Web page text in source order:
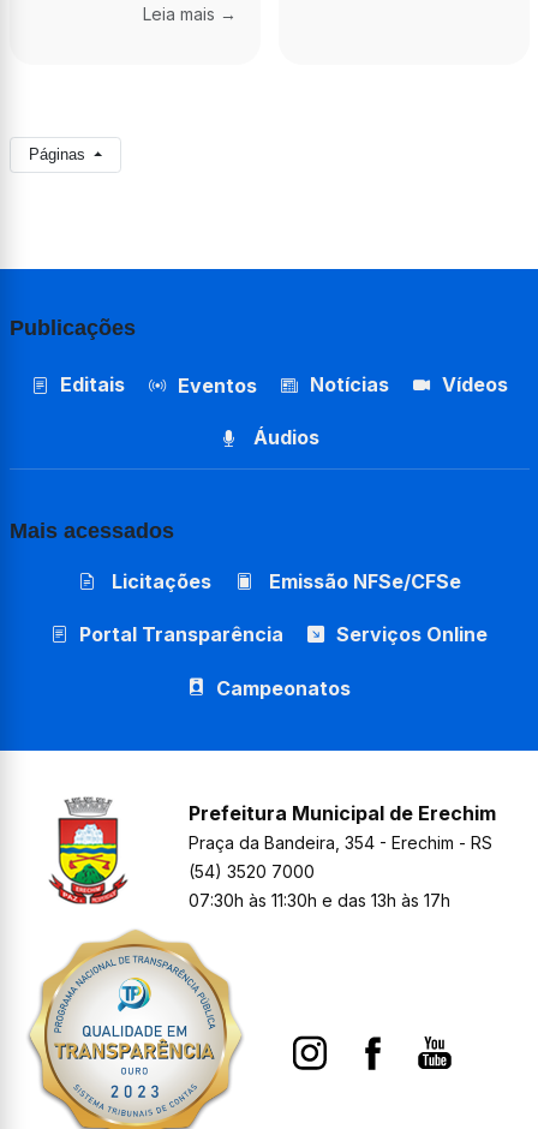
Leia mais →
Páginas
Publicações
Editais Eventos Notícias Vídeos
Áudios
Mais acessados
Licitações Emissão NFSe/CFSe
Portal Transparência Serviços Online
Campeonatos
Prefeitura Municipal de Erechim
Praça da Bandeira, 354 - Erechim - RS
(54) 3520 7000
07:30h às 11:30h e das 13h às 17h